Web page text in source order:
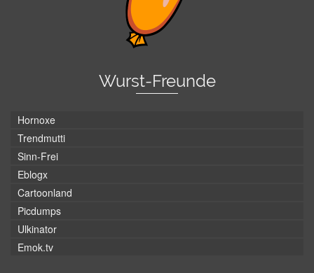
Wurst-Freunde
Hornoxe
Trendmutti
Sinn-Frei
Eblogx
Cartoonland
Picdumps
Ulkinator
Emok.tv